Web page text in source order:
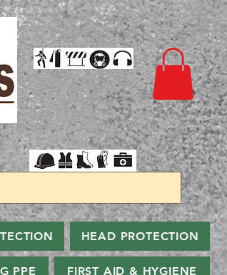
HEAD PROTECTION
PPE FIRST AID & HYGIENE